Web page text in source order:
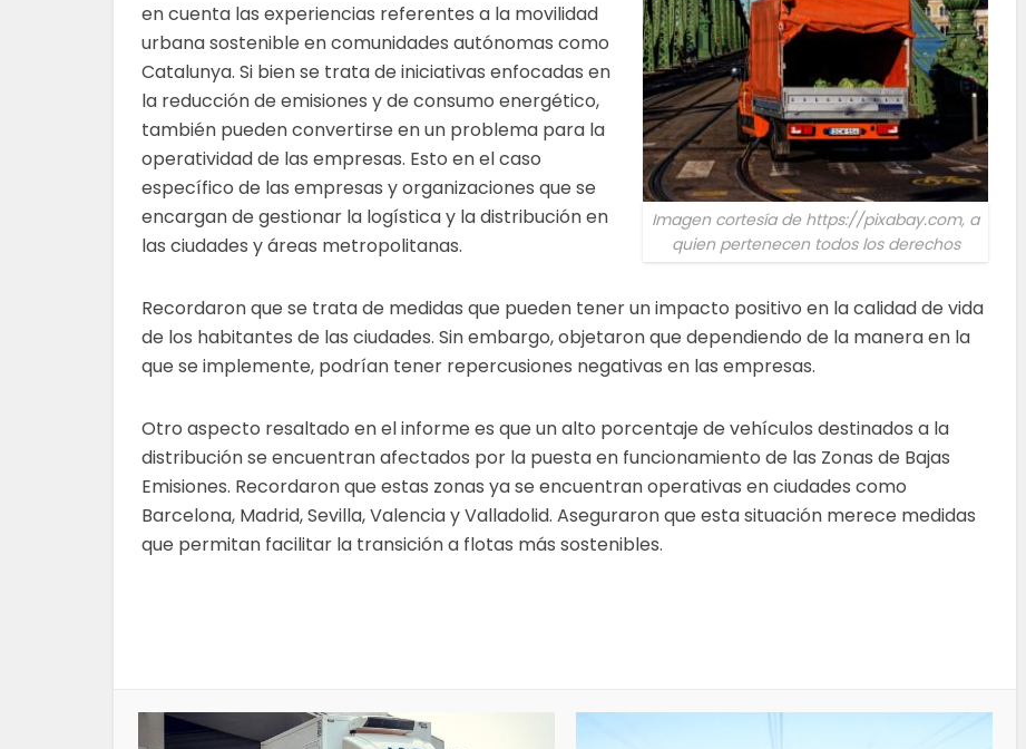
Imagen cortesía de https://pixabay.com, a
quien pertenecen todos los derechos
en cuenta las experiencias referentes a la movilidad
urbana sostenible en comunidades autónomas como
Catalunya. Si bien se trata de iniciativas enfocadas en
la reducción de emisiones y de consumo energético,
también pueden convertirse en un problema para la
operatividad de las empresas. Esto en el caso
específico de las empresas y organizaciones que se
encargan de gestionar la logística y la distribución en
las ciudades y áreas metropolitanas.
Recordaron que se trata de medidas que pueden tener un impacto positivo en la calidad de vida
de los habitantes de las ciudades. Sin embargo, objetaron que dependiendo de la manera en la
que se implemente, podrían tener repercusiones negativas en las empresas.
Otro aspecto resaltado en el informe es que un alto porcentaje de vehículos destinados a la
distribución se encuentran afectados por la puesta en funcionamiento de las Zonas de Bajas
Emisiones. Recordaron que estas zonas ya se encuentran operativas en ciudades como
Barcelona, Madrid, Sevilla, Valencia y Valladolid. Aseguraron que esta situación merece medidas
que permitan facilitar la transición a flotas más sostenibles.